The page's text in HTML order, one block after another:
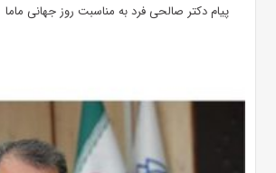
پیام دکتر صالحی فرد به مناسبت روز جهانی ماما